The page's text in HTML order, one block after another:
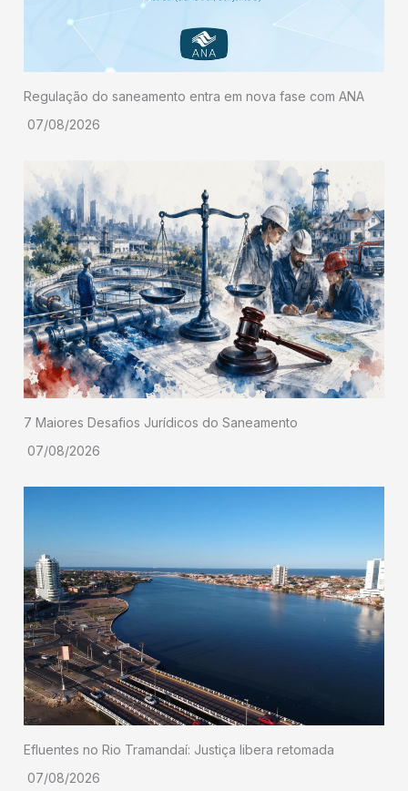
Regulação do saneamento entra em nova fase com ANA
07/08/2026
7 Maiores Desafios Jurídicos do Saneamento
07/08/2026
Efluentes no Rio Tramandaí: Justiça libera retomada
07/08/2026